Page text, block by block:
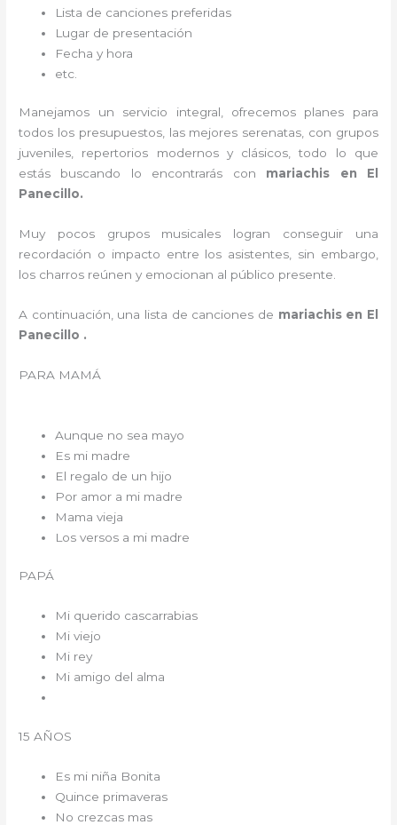
Lista de canciones preferidas
Lugar de presentación
Fecha y hora
etc.
Manejamos un servicio integral, ofrecemos planes para
todos los presupuestos, las mejores serenatas, con grupos
juveniles, repertorios modernos y clásicos, todo lo que
estás buscando lo encontrarás con mariachis en El
Panecillo.
Muy pocos grupos musicales logran conseguir una
recordación o impacto entre los asistentes, sin embargo,
los charros reúnen y emocionan al público presente.
A continuación, una lista de canciones de mariachis en El
Panecillo .
PARA MAMÁ
Aunque no sea mayo
Es mi madre
El regalo de un hijo
Por amor a mi madre
Mama vieja
Los versos a mi madre
PAPÁ
Mi querido cascarrabias
Mi viejo
Mi rey
Mi amigo del alma
15 AÑOS
Es mi niña Bonita
Quince primaveras
No crezcas mas